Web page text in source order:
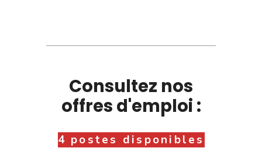
Consultez nos
offres d'emploi :
4 postes disponibles